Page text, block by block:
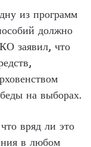
из программ
должно
заявил, что
на выборах.
вряд ли это
в любом